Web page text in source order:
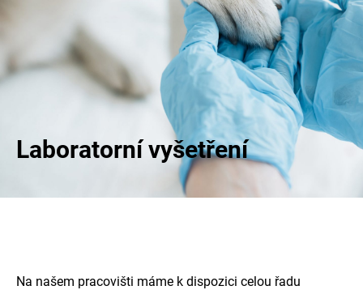
Laboratorní vyšetření
Na našem pracovišti máme k dispozici celou řadu